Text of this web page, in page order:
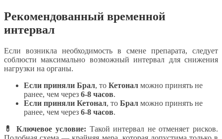
Рекомендованный временной
интервал
Если возникла необходимость в смене препарата, следует
соблюсти максимально возможный интервал для снижения
нагрузки на органы.
Если приняли Брал, то Кетонал можно принять не
ранее, чем через 6-8 часов.
Если приняли Кетонал, то Брал можно принять не
ранее, чем через 6-8 часов.
💊 Ключевое условие: Такой интервал не отменяет рисков.